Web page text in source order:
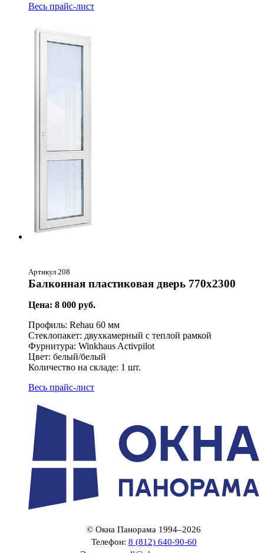
Весь прайс-лист
Артикул 208
Балконная пластиковая дверь 770х2300
Цена: 8 000 руб.
Профиль: Rehau 60 мм
Стеклопакет: двухкамерный с теплой рамкой
Фурнитура: Winkhaus Activpilot
Цвет: белый/белый
Количество на складе: 1 шт.
Весь прайс-лист
© Окна Панорама 1994–2026
Телефон: 8 (812) 640-90-60